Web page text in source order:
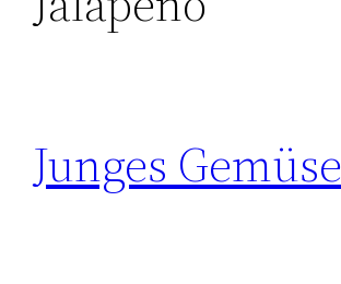
Junges Gemüse